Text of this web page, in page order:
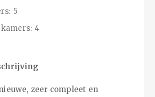
5
4
zeer compleet en